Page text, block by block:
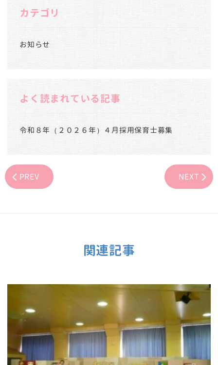
カテゴリ
お知らせ
よく読まれている記事
令和８年（２０２６年）４月採用保育士募集
PREV NEXT
関連記事